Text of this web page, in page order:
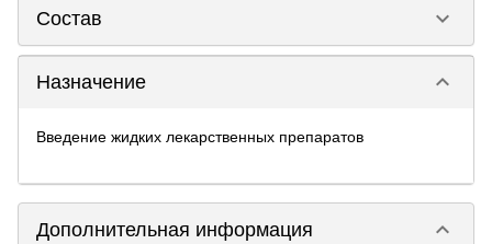
Состав keyboard_arrow_down
Назначение keyboard_arrow_down
Введение жидких лекарственных препаратов
Дополнительная информация keyboard_arrow_down